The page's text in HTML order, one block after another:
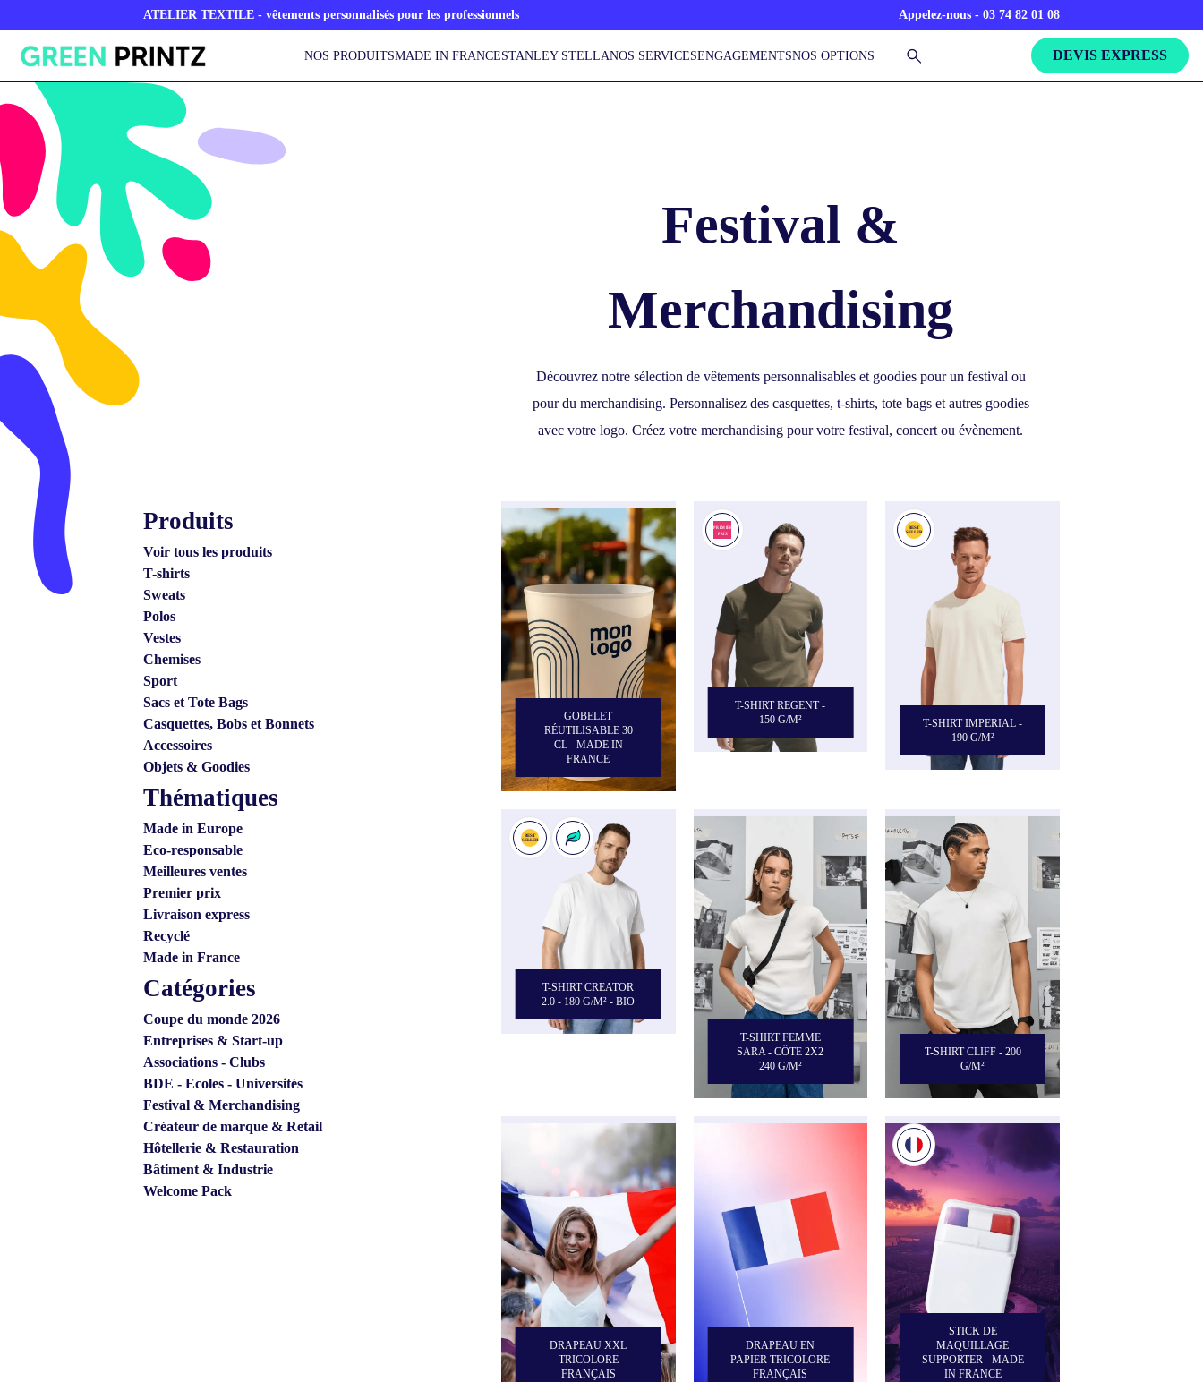
ATELIER TEXTILE - vêtements personnalisés pour les professionnels Appelez-nous - 03 74 82 01 08
NOS PRODUITSMADE IN FRANCESTANLEY STELLANOS SERVICESENGAGEMENTSNOS OPTIONS DEVIS EXPRESS
Festival &
Merchandising
Découvrez notre sélection de vêtements personnalisables et goodies pour un festival ou
pour du merchandising. Personnalisez des casquettes, t-shirts, tote bags et autres goodies
avec votre logo. Créez votre merchandising pour votre festival, concert ou évènement.
Produits
Voir tous les produits
T-shirts
Sweats
Polos
Vestes
Chemises
Sport
Sacs et Tote Bags
Casquettes, Bobs et Bonnets
Accessoires
Objets & Goodies
Thématiques
Made in Europe
Eco-responsable
Meilleures ventes
Premier prix
Livraison express
Recyclé
Made in France
Catégories
Coupe du monde 2026
Entreprises & Start-up
Associations - Clubs
BDE - Ecoles - Universités
Festival & Merchandising
Créateur de marque & Retail
Hôtellerie & Restauration
Bâtiment & Industrie
Welcome Pack
GOBELET
RÉUTILISABLE 30
CL - MADE IN
FRANCE
T-SHIRT REGENT -
150 G/M²
T-SHIRT IMPERIAL -
190 G/M²
T-SHIRT CREATOR
2.0 - 180 G/M² - BIO
T-SHIRT FEMME
SARA - CÔTE 2X2
240 G/M²
T-SHIRT CLIFF - 200
G/M²
DRAPEAU XXL
TRICOLORE
FRANÇAIS
DRAPEAU EN
PAPIER TRICOLORE
FRANÇAIS
STICK DE
MAQUILLAGE
SUPPORTER - MADE
IN FRANCE